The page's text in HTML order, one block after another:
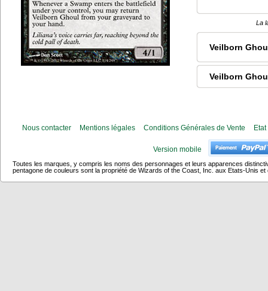
La
Veilborn
Veilborn
Nous contacter Mentions légales Conditions Générales de Vente
Version mobile
Toutes les marques, y compris les noms des personnages et leurs apparences
pentagone de couleurs sont la propriété de Wizards of the Coast, Inc. aux Etats-Unis